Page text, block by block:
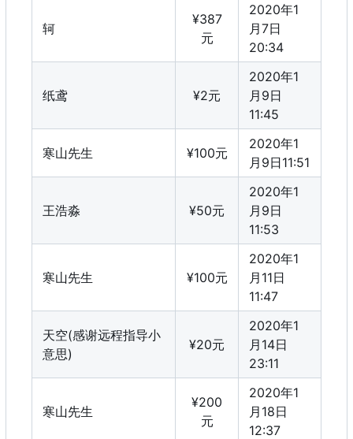
轲
¥387
元
2020年1
月7日
20:34
纸鸢 ¥2元
2020年1
月9日
11:45
寒山先生 ¥100元
2020年1
月9日11:51
王浩淼 ¥50元
2020年1
月9日
11:53
寒山先生 ¥100元
2020年1
月11日
11:47
天空(感谢远程指导小
意思)
¥20元
2020年1
月14日
23:11
寒山先生
¥200
元
2020年1
月18日
12:37